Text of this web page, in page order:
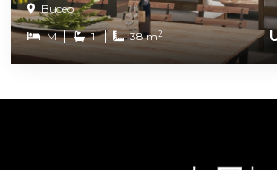
Buceo
M 1 38 m2